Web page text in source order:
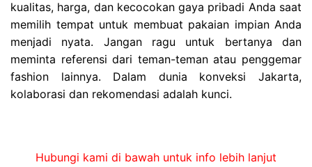
kualitas, harga, dan kecocokan gaya pribadi Anda saat
memilih tempat untuk membuat pakaian impian Anda
menjadi nyata. Jangan ragu untuk bertanya dan
meminta referensi dari teman-teman atau penggemar
fashion lainnya. Dalam dunia konveksi Jakarta,
kolaborasi dan rekomendasi adalah kunci.
Hubungi kami di bawah untuk info lebih lanjut